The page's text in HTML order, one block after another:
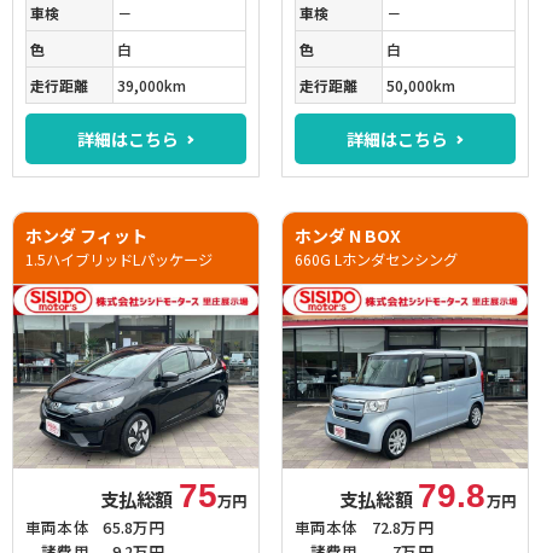
車検
－
色
白
走行距離
39,000km
詳細はこちら
車検
－
色
白
走行距離
50,000km
詳細はこちら
ホンダ フィット
1.5ハイブリッドLパッケージ
支払総額 75万円
車両本体
65.8万円
ホンダ N BOX
660G Lホンダセンシング
支払総額 79.8万円
車両本体
72.8万円